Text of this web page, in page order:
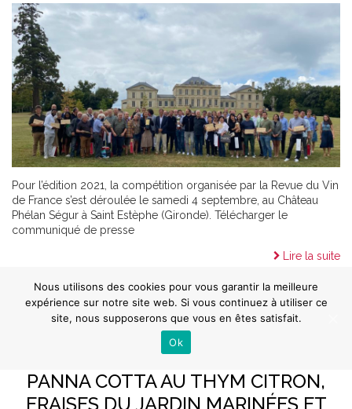
Pour l’édition 2021, la compétition organisée par la Revue du Vin
de France s’est déroulée le samedi 4 septembre, au Château
Phélan Ségur à Saint Estèphe (Gironde). Télécharger le
communiqué de presse
Lire la suite
PANNA COTTA AU THYM CITRON,
FRAISES DU JARDIN MARINÉES ET
Nous utilisons des cookies pour vous garantir la meilleure
expérience sur notre site web. Si vous continuez à utiliser ce
site, nous supposerons que vous en êtes satisfait.
Ok